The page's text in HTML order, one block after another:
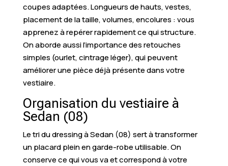
coupes adaptées. Longueurs de hauts, vestes,
placement de la taille, volumes, encolures : vous
apprenez à repérer rapidement ce qui structure.
On aborde aussi l’importance des retouches
simples (ourlet, cintrage léger), qui peuvent
améliorer une pièce déjà présente dans votre
vestiaire.
Organisation du vestiaire à
Sedan (08)
Le tri du dressing à Sedan (08) sert à transformer
un placard plein en garde-robe utilisable. On
conserve ce qui vous va et correspond à votre